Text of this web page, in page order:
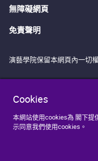
Cookies
本網站使用cookies為 閣下提
示同意我們使用cookies。
無障礙網頁
免責聲明
演藝學院保留本網頁內一切